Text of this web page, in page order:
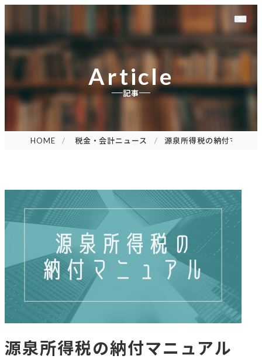
Article
記事
HOME 税金・会計ニュース 源泉所得税の納付マニュ
源泉所得税の納付マニュアル